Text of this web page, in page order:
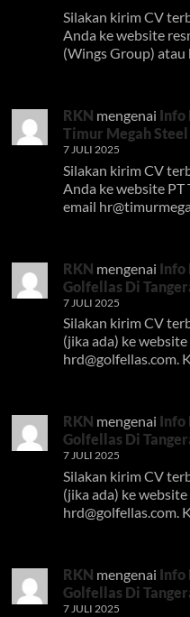
Silakan kirim CV
Anda ke website
(Wings Group) atau
RKN mengenai Info
Timur Megah
7 JULI 2025
Silakan kirim CV
Anda ke website
email
RKN mengenai Info
Golfellas Di
7 JULI 2025
Silakan kirim CV
(jika ada) ke
hrd@golfellas.com.
RKN mengenai Info
Golfellas Di
7 JULI 2025
Silakan kirim CV
(jika ada) ke
hrd@golfellas.com.
RKN mengenai Info
Golfellas Di
7 JULI 2025